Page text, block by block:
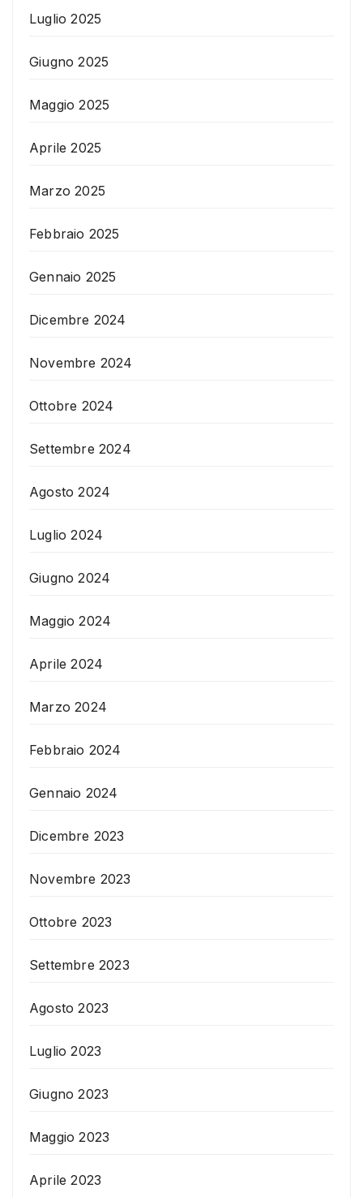
Luglio 2025
Giugno 2025
Maggio 2025
Aprile 2025
Marzo 2025
Febbraio 2025
Gennaio 2025
Dicembre 2024
Novembre 2024
Ottobre 2024
Settembre 2024
Agosto 2024
Luglio 2024
Giugno 2024
Maggio 2024
Aprile 2024
Marzo 2024
Febbraio 2024
Gennaio 2024
Dicembre 2023
Novembre 2023
Ottobre 2023
Settembre 2023
Agosto 2023
Luglio 2023
Giugno 2023
Maggio 2023
Aprile 2023